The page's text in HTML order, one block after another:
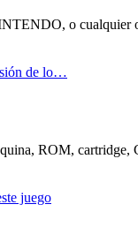
o cualquier
de lo…
ROM, cartridge,
juego